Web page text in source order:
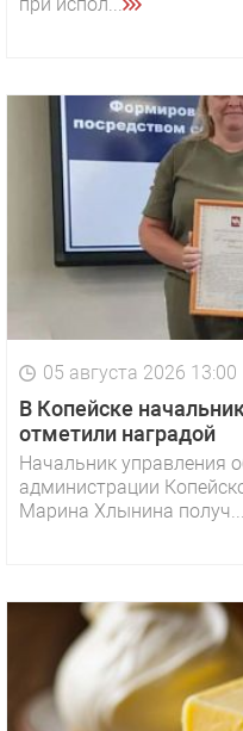
05 августа 2026 13:00
В Копейске
отметили наградой
Начальник управления
администрации
Марина Хлынина получ...